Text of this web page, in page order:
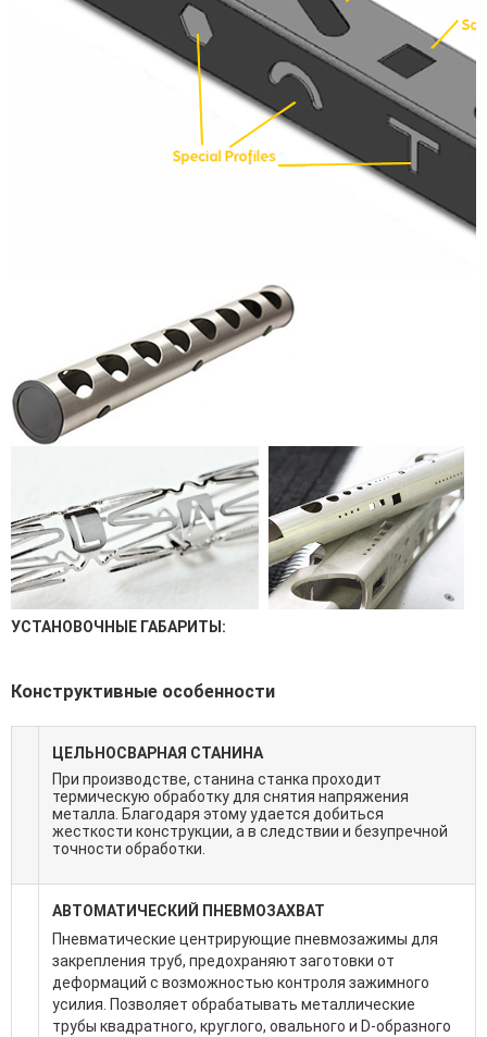
УСТАНОВОЧНЫЕ ГАБАРИТЫ:
Конструктивные особенности
ЦЕЛЬНОСВАРНАЯ СТАНИНА
При производстве, станина станка проходит
термическую обработку для снятия напряжения
металла. Благодаря этому удается добиться
жесткости конструкции, а в следствии и безупречной
точности обработки.
АВТОМАТИЧЕСКИЙ ПНЕВМОЗАХВАТ
Пневматические центрирующие пневмозажимы для
закрепления труб, предохраняют заготовки от
деформаций с возможностью контроля зажимного
усилия. Позволяет обрабатывать металлические
трубы квадратного, круглого, овального и D-образного